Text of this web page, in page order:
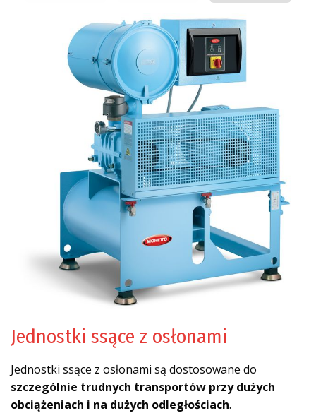
Jednostki ssące z osłonami
Jednostki ssące z osłonami są dostosowane do
szczególnie trudnych transportów przy dużych
obciążeniach i na dużych odległościach.